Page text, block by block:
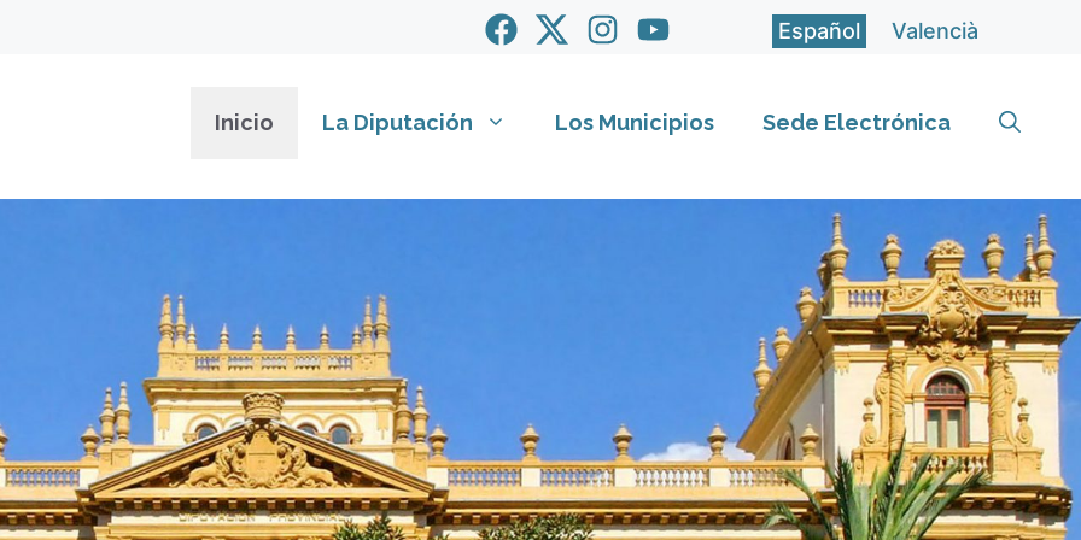
Español Valencià
Inicio La Diputación Los Municipios Sede Electrónica